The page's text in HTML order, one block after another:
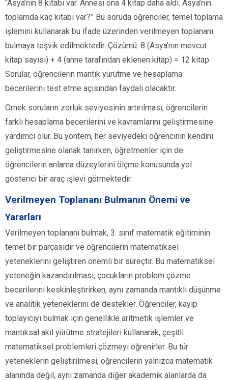
“Asya’nın 8 kitabı var. Annesi ona 4 kitap daha aldı. Asya’nın
toplamda kaç kitabı var?” Bu soruda öğrenciler, temel toplama
işlemini kullanarak bu ifade üzerinden verilmeyen toplananı
bulmaya teşvik edilmektedir. Çözümü: 8 (Asya’nın mevcut
kitap sayısı) + 4 (anne tarafından eklenen kitap) = 12 kitap.
Sorular, öğrencilerin mantık yürütme ve hesaplama
becerilerini test etme açısından faydalı olacaktır.
Örnek soruların zorluk seviyesinin artırılması, öğrencilerin
farklı hesaplama becerilerini ve kavramlarını geliştirmesine
yardımcı olur. Bu yöntem, her seviyedeki öğrencinin kendini
geliştirmesine olanak tanırken, öğretmenler için de
öğrencilerin anlama düzeylerini ölçme konusunda yol
gösterici bir araç işlevi görmektedir.
Verilmeyen Toplananı Bulmanın Önemi ve
Yararları
Verilmeyen toplananı bulmak, 3. sınıf matematik eğitiminin
temel bir parçasıdır ve öğrencilerin matematiksel
yeteneklerini geliştiren önemli bir süreçtir. Bu matematiksel
yeteneğin kazandırılması, çocukların problem çözme
becerilerini keskinleştirirken, aynı zamanda mantıklı düşünme
ve analitik yeteneklerini de destekler. Öğrenciler, kayıp
toplayıcıyı bulmak için genellikle aritmetik işlemler ve
mantıksal akıl yürütme stratejileri kullanarak, çeşitli
matematiksel problemleri çözmeyi öğrenirler. Bu tür
yeteneklerin geliştirilmesi, öğrencilerin yalnızca matematik
alanında değil, aynı zamanda diğer akademik alanlarda da